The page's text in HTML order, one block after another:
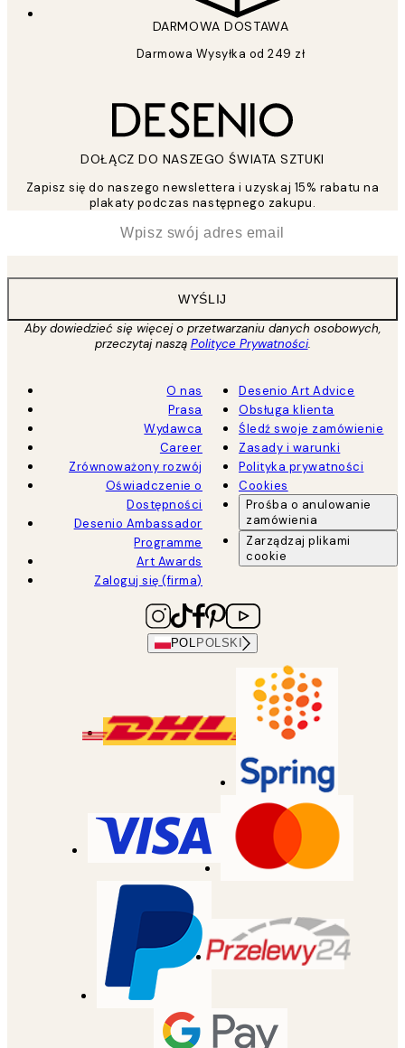
DARMOWA DOSTAWA
Darmowa Wysyłka od 249 zł
DOŁĄCZ DO NASZEGO ŚWIATA SZTUKI
Zapisz się do naszego newslettera i uzyskaj 15% rabatu na
plakaty podczas następnego zakupu.
WYŚLIJ
Aby dowiedzieć się więcej o przetwarzaniu danych osobowych,
przeczytaj naszą Polityce Prywatności.
O nas
Prasa
Wydawca
Career
Zrównoważony rozwój
Oświadczenie o
Dostępności
Desenio Ambassador
Programme
Art Awards
Zaloguj się (firma)
Desenio Art Advice
Obsługa klienta
Śledź swoje zamówienie
Zasady i warunki
Polityka prywatności
Cookies
Prośba o anulowanie
zamówienia
Zarządzaj plikami
cookie
POL POLSKI